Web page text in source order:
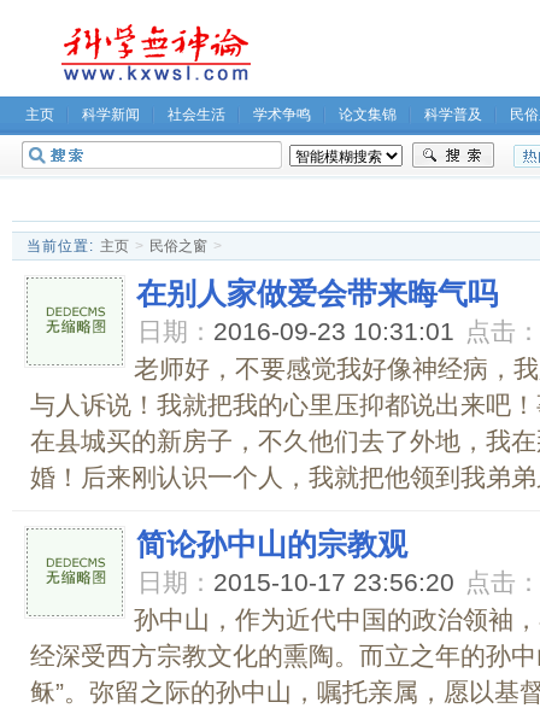
主页 科学新闻 社会生活 学术争鸣 论文集锦 科学普及 民
无神论坛
当前位置: 主页 > 民俗之窗 >
在别人家做爱会带来晦气吗
日期： 2016-09-23 10:31:01 点击：
老师好，不要感觉我好像神经病，
与人诉说！我就把我的心里压抑都说出来吧
在县城买的新房子，不久他们去了外地，我
婚！后来刚认识一个人，我就把他领到我弟
简论孙中山的宗教观
日期： 2015-10-17 23:56:20 点击：
孙中山，作为近代中国的政治领袖
经深受西方宗教文化的熏陶。而立之年的孙
稣”。弥留之际的孙中山，嘱托亲属，愿以基